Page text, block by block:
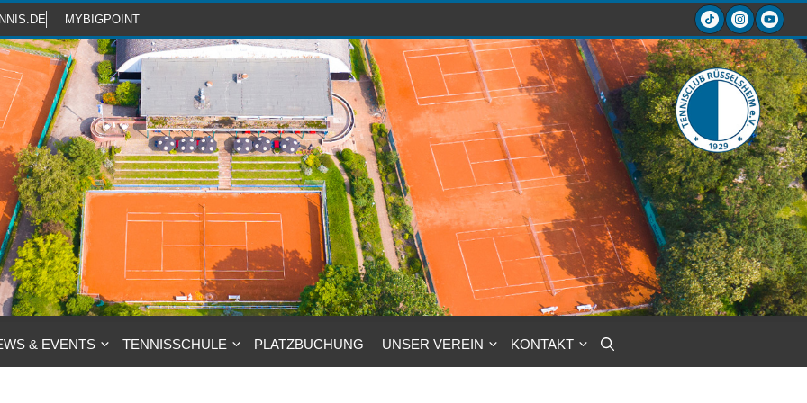
MYBIGPOINT
& EVENTS TENNISSCHULE PLATZBUCHUNG UNSER VEREIN KONTAKT